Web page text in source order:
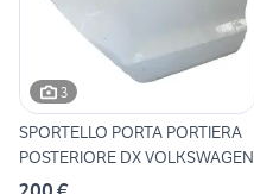
3
SPORTELLO PORTA PORTIERA
POSTERIORE DX VOLKSWAGEN